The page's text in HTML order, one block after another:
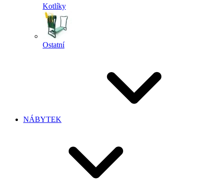
Kotlíky
Ostatní
NÁBYTEK